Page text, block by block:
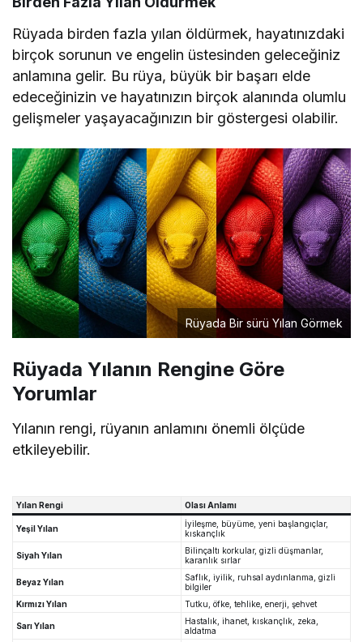
Rüyada birden fazla yılan öldürmek, hayatınızdaki
birçok sorunun ve engelin üstesinden geleceğiniz
anlamına gelir. Bu rüya, büyük bir başarı elde
edeceğinizin ve hayatınızın birçok alanında olumlu
gelişmeler yaşayacağınızın bir göstergesi olabilir.
Rüyada Bir sürü Yılan Görmek
Rüyada Yılanın Rengine Göre
Yorumlar
Yılanın rengi, rüyanın anlamını önemli ölçüde
etkileyebilir.
Yılan Rengi Olası Anlamı
Yeşil Yılan
İyileşme, büyüme, yeni başlangıçlar,
kıskançlık
Siyah Yılan
Bilinçaltı korkular, gizli düşmanlar,
karanlık sırlar
Beyaz Yılan
Saflık, iyilik, ruhsal aydınlanma, gizli
bilgiler
Kırmızı Yılan
Tutku, öfke, tehlike, enerji, şehvet
Sarı Yılan
Hastalık, ihanet, kıskançlık, zeka,
aldatma